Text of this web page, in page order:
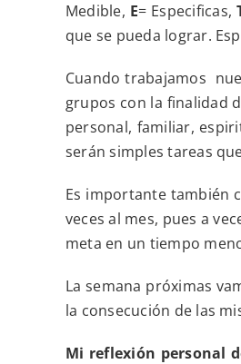
Medible, E= Especificas,
que se pueda lograr.
Cuando trabajamos
grupos con la finalidad
personal, familiar,
serán simples tareas
Es importante también
veces al mes, pues a
meta en un tiempo
La semana próximas
la consecución de las
Mi reflexión personal